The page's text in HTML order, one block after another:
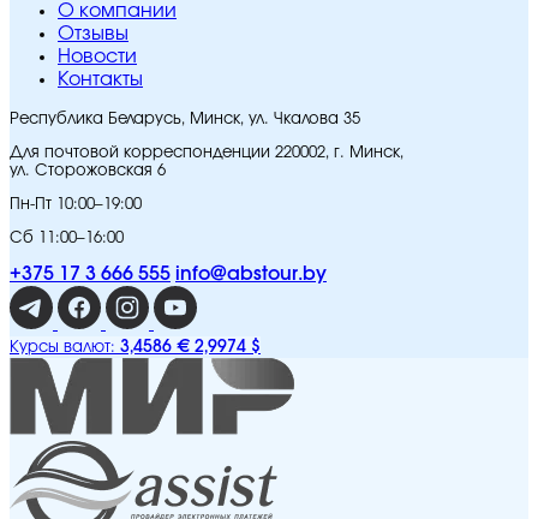
O компании
Отзывы
Новости
Контакты
Республика Беларусь, Минск, ул. Чкалова 35
Для почтовой корреспонденции 220002, г. Минск,
ул. Сторожовская 6
Пн-Пт 10:00–19:00
Сб 11:00–16:00
+375 17 3 666 555 info@abstour.by
Курсы валют: 3,4586 € 2,9974 $